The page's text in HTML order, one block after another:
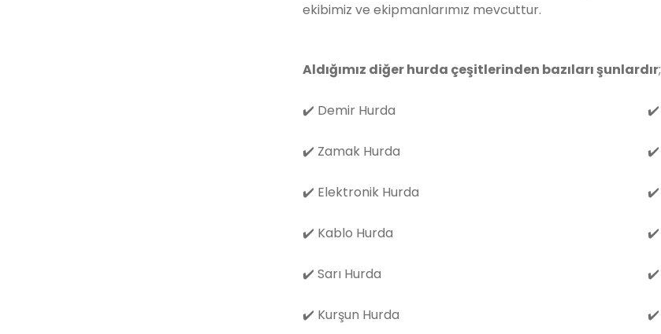
ekibimiz ve ekipmanlarımız mevcuttur.
Aldığımız diğer hurda çeşitlerinden bazıları şunlardır;
✔️ Demir Hurda
✔️ Zamak Hurda
✔️ Elektronik Hurda
✔️ Kablo Hurda
✔️ Sarı Hurda
✔️ Kurşun Hurda
✔️
✔️
✔️
✔️
✔️
✔️